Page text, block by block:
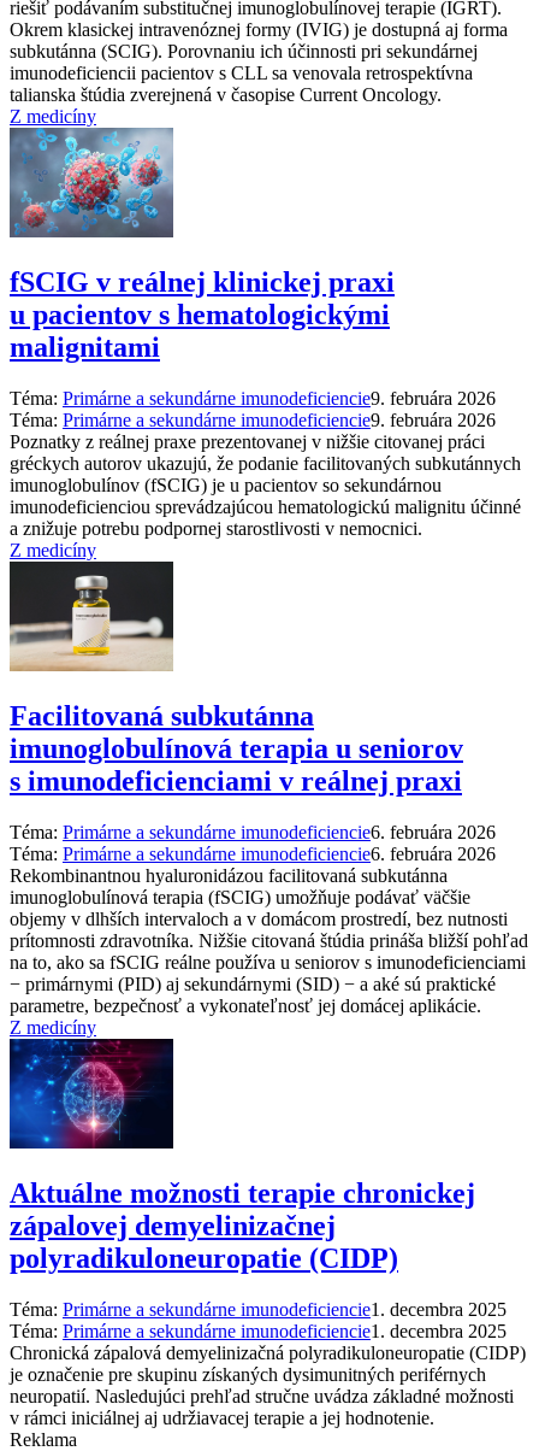
riešiť podávaním substitučnej imunoglobulínovej terapie (IGRT).
Okrem klasickej intravenóznej formy (IVIG) je dostupná aj forma
subkutánna (SCIG). Porovnaniu ich účinnosti pri sekundárnej
imunodeficiencii pacientov s CLL sa venovala retrospektívna
talianska štúdia zverejnená v časopise Current Oncology.
Z medicíny
fSCIG v reálnej klinickej praxi
u pacientov s hematologickými
malignitami
Téma: Primárne a sekundárne imunodeficiencie9. februára 2026
Téma: Primárne a sekundárne imunodeficiencie9. februára 2026
Poznatky z reálnej praxe prezentovanej v nižšie citovanej práci
gréckych autorov ukazujú, že podanie facilitovaných subkutánnych
imunoglobulínov (fSCIG) je u pacientov so sekundárnou
imunodeficienciou sprevádzajúcou hematologickú malignitu účinné
a znižuje potrebu podpornej starostlivosti v nemocnici.
Z medicíny
Facilitovaná subkutánna
imunoglobulínová terapia u seniorov
s imunodeficienciami v reálnej praxi
Téma: Primárne a sekundárne imunodeficiencie6. februára 2026
Téma: Primárne a sekundárne imunodeficiencie6. februára 2026
Rekombinantnou hyaluronidázou facilitovaná subkutánna
imunoglobulínová terapia (fSCIG) umožňuje podávať väčšie
objemy v dlhších intervaloch a v domácom prostredí, bez nutnosti
prítomnosti zdravotníka. Nižšie citovaná štúdia prináša bližší pohľad
na to, ako sa fSCIG reálne používa u seniorov s imunodeficienciami
−⁠ primárnymi (PID) aj sekundárnymi (SID) −⁠ a aké sú praktické
parametre, bezpečnosť a vykonateľnosť jej domácej aplikácie.
Z medicíny
Aktuálne možnosti terapie chronickej
zápalovej demyelinizačnej
polyradikuloneuropatie (CIDP)
Téma: Primárne a sekundárne imunodeficiencie1. decembra 2025
Téma: Primárne a sekundárne imunodeficiencie1. decembra 2025
Chronická zápalová demyelinizačná polyradikuloneuropatie (CIDP)
je označenie pre skupinu získaných dysimunitných periférnych
neuropatií. Nasledujúci prehľad stručne uvádza základné možnosti
v rámci iniciálnej aj udržiavacej terapie a jej hodnotenie.
Reklama